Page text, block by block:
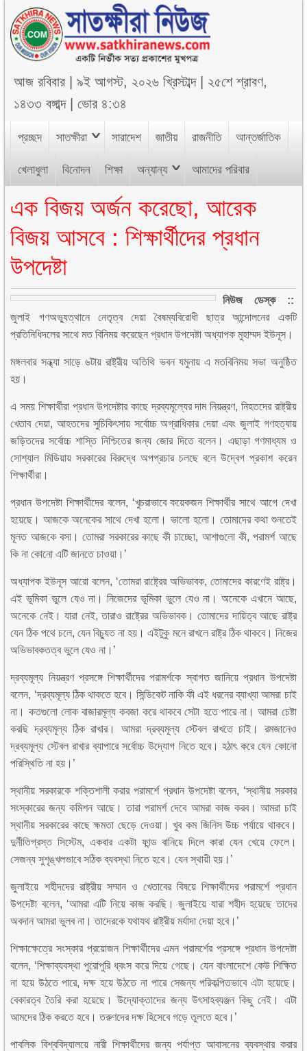
আজরবিবার |৯ই আগস্ট, ২০২৬ খ্রিস্টাব্দ| ২৫শে শ্রাবণ,
১৪৩৩ বঙ্গাব্দ|ভোর ৪:৩৪
প্রচ্ছদ সাতক্ষীরা সারাদেশ জাতীয় রাজনীতি আন্তর্জাতিক
খেলাধুলা বিনোদন শিক্ষা অন্যান্য আমাদের পরিবার
এক বিজয় অর্জন করেছো, আরেক
বিজয় আসবে : শিক্ষার্থীদের প্রধান
উপদেষ্টা
নিউজ ডেস্ক ::
জুলাই গণঅভ্যুত্থানে নেতৃত্ব দেয়া বৈষম্যবিরোধী ছাত্র আন্দোলনের একটি
প্রতিনিধিদলের সাথে মত বিনিময় করেছেন প্রধান উপদেষ্টা অধ্যাপক মুহাম্মদ ইউনূস।
মঙ্গলবার সন্ধ্যা সাড়ে ৬টায় রাষ্ট্রীয় অতিথি ভবন যমুনায় এ মতবিনিময় সভা অনুষ্ঠিত
হয়।
এ সময় শিক্ষার্থীরা প্রধান উপদেষ্টার কাছে দ্রব্যমূল্যের দাম নিয়ন্ত্রণ, নিহতদের রাষ্ট্রীয়
খেতাব দেয়া, আহতদের সুচিকিৎসায় সর্বোচ্চ অগ্রাধিকার দেয়া এবং জুলাই গণহত্যায়
জড়িতদের সর্বোচ্চ শাস্তি নিশ্চিতের জন্য জোর দিতে বলেন। এছাড়া গণমাধ্যম ও
সোশ্যাল মিডিয়ায় সরকারের বিরুদ্ধে অপপ্রচার চলছে বলে উদ্বেগ প্রকাশ করেন
শিক্ষার্থীরা।
প্রধান উপদেষ্টা শিক্ষার্থীদের বলেন, ‘খুচরাভাবে কয়েকজন শিক্ষার্থীর সাথে আগে দেখা
হয়েছে। আজকে অনেকের সাথে দেখা হলো। ভালো হলো। তোমাদের কথা শুনতেই
মূলত আজকে বসা। তোমরা সরকারের কাছে কী চাচ্ছো, আশাগুলো কী, পরামর্শ আছে
কি না কোনো এটি জানতে চাওয়া।’
অধ্যাপক ইউনূস আরো বলেন, ‘তোমরা রাষ্ট্রের অভিভাবক, তোমাদের কারণেই রাষ্ট্র।
এই ভূমিকা ভুলে যেও না। নিজেদের ভূমিকা ভুলে যেও না। অনেকে এখানে আছে,
অনেকে নেই। যারা নেই, তারাও রাষ্ট্রের অভিভাবক। তোমাদের দায়িত্ব আছে রাষ্ট্র
যেন ঠিক পথে চলে, যেন বিচ্যুত না হয়। এইটুকু মনে রাখলে রাষ্ট্র ঠিক থাকবে। নিজের
অভিভাবকতত্ব ভুলে যেও না।’
দ্রব্যমূল্য নিয়ন্ত্রণ প্রসঙ্গে শিক্ষার্থীদের পরামর্শকে স্বাগত জানিয়ে প্রধান উপদেষ্টা
বলেন, ‘দ্রব্যমূল্য ঠিক থাকতে হবে। সিন্ডিকেট নাকি কী এই ধরনের ব্যাখ্যা আমরা চাই
না। কতগুলো লোক বাজারমূল্য কবজা করে থাকবে সেটা হতে পারে না। আমরা চেষ্টা
করছি দ্রব্যমূল্য ঠিক রাখার। আমরা দ্রব্যমূল্য স্টেবল রাখতে চাই। রমজানেও
দ্রব্যমূল্য স্টেবল রাখার ব্যাপারে সর্বোচ্চ উদ্যোগ নিতে হবে। হঠাৎ করে যেন কোনো
পরিস্থিতি না হয়।’
স্থানীয় সরকারকে শক্তিশালী করার পরামর্শে প্রধান উপদেষ্টা বলেন, ‘স্থানীয় সরকার
সংস্কারের জন্য কমিশন আছে। তারা পরামর্শ দেবে আমরা কাজ করব। আমরা চাই
স্থানীয় সরকারের কাছে ক্ষমতা ছেড়ে দেওয়া। খুব কম জিনিস উচ্চ পর্যায়ে থাকবে।
দুর্নীতিগ্রস্ত সিস্টেম, একবার একটা ফান্ড বানিয়ে দিলে কারা যেন খেয়ে ফেলে।
সেজন্য সুশৃঙ্খলভাবে সঠিক ব্যবস্থা নিতে হবে। যেন স্থায়ী হয়।’
জুলাইয়ে শহীদদের রাষ্ট্রীয় সম্মান ও খেতাবের বিষয়ে শিক্ষার্থীদের পরামর্শে প্রধান
উপদেষ্টা বলেন, ‘আমরা এটি নিয়ে কাজ করছি। জুলাইয়ে যারা শহীদ হয়েছে তাদের
অবদান আমরা ভুলব না। তাদেরকে যথাযথ রাষ্ট্রীয় মর্যাদা দেয়া হবে।’
শিক্ষাক্ষেত্রে সংস্কার প্রয়োজন শিক্ষার্থীদের এমন পরামর্শের প্রসঙ্গে প্রধান উপদেষ্টা
বলেন, ‘শিক্ষাব্যবস্থা পুরোপুরি ধ্বংস করে দিয়ে গেছে। যেন বাংলাদেশে কেউ শিক্ষিত
না হয়ে উঠতে পারে, দক্ষ হয়ে উঠতে না পারে সেজন্য পরিকল্পিতভাবে এটা হয়েছে।
বেকারত্ব তৈরি করা হয়েছে। উদ্যোক্তাদের জন্য উৎসাহব্যঞ্জন কিছু নেই। এটা
আমদের ঠিক করতে হবে। তরুণদের দক্ষ হিসেবে গড়ে তুলতে হবে।’
পাবলিক বিশ্ববিদ্যালয়ে নারী শিক্ষার্থীদের জন্য পর্যাপ্ত আবাসনের ব্যবস্থার করার